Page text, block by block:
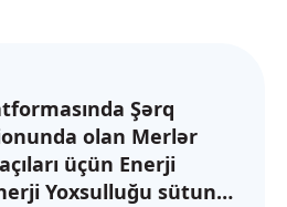
Şərq
olan Merlər
üçün Enerji
Yoxsulluğu sütunu